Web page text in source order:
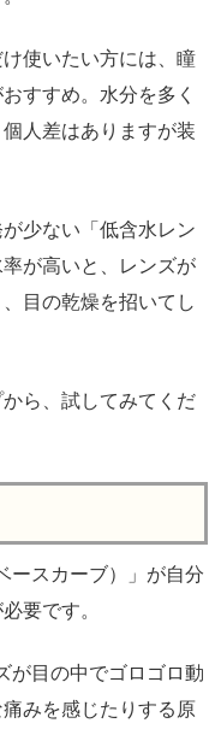
使いたい方には、瞳
すすめ。水分を多く
人差はありますが装
少ない「低含水レン
が高いと、レンズが
目の乾燥を招いてし
ら、試してみてくだ
ースカーブ）」が自分
要です。
が目の中でゴロゴロ動
みを感じたりする原